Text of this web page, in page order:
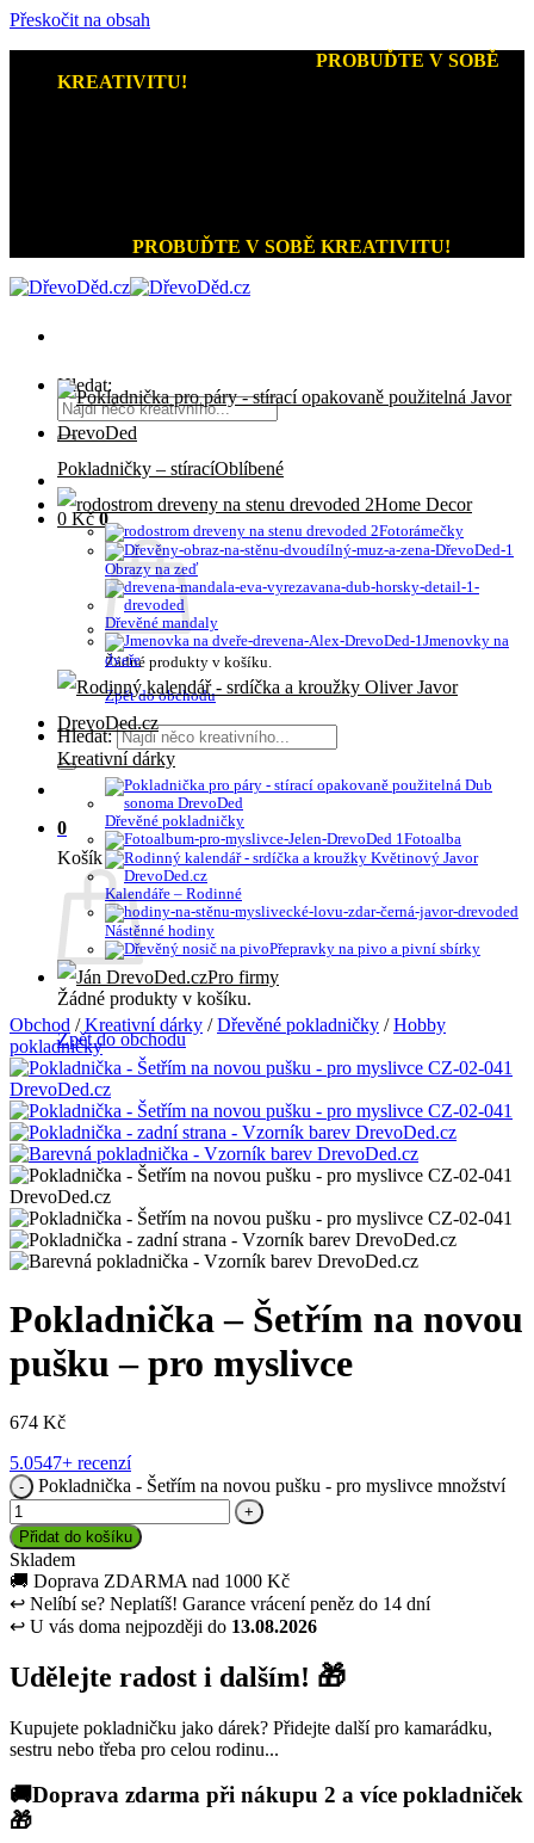
Přeskočit na obsah
PROBUĎTE V SOBĚ
KREATIVITU!
PROBUĎTE V SOBĚ KREATIVITU!
Hledat:
0 Kč 0
Žádné produkty v košíku.
Zpět do obchodu
Hledat:
0
Košík
Žádné produkty v košíku.
Zpět do obchodu
Pokladničky – stírací
Home Decor
Fotorámečky
Obrazy na zeď
Dřevěné mandaly
Jmenovky na
dveře
Kreativní dárky
Dřevěné pokladničky
Fotoalba
Kalendáře – Rodinné
Nástěnné hodiny
Přepravky na pivo a pivní sbírky
Pro firmy
Obchod / Kreativní dárky / Dřevěné pokladničky / Hobby
pokladničky
Pokladnička – Šetřím na novou
pušku – pro myslivce
674 Kč
5.0547+ recenzí
Pokladnička - Šetřím na novou pušku - pro myslivce množství
Přidat do košíku
Skladem
🚚 Doprava ZDARMA nad 1000 Kč
↩ Nelíbí se? Neplatíš! Garance vrácení peněz do 14 dní
↩ U vás doma nejpozději do 13.08.2026
Udělejte radost i dalším! 🎁
Kupujete pokladničku jako dárek? Přidejte další pro kamarádku,
sestru nebo třeba pro celou rodinu...
🚚Doprava zdarma při nákupu 2 a více pokladniček
🎁